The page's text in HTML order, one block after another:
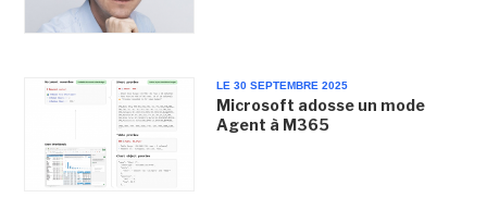
LE 30 SEPTEMBRE 2025
Microsoft adosse un mode
Agent à M365